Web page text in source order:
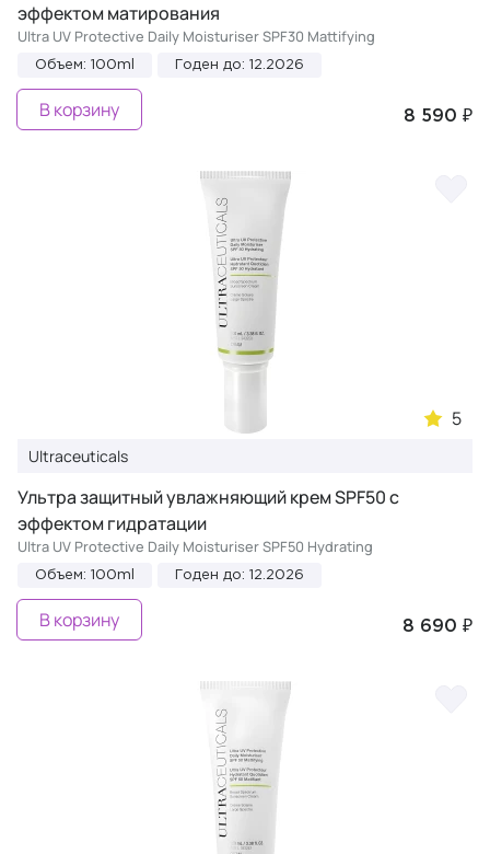
эффектом матирования
Ultra UV Protective Daily Moisturiser SPF30 Mattifying
Объем: 100ml Годен до: 12.2026
8 590 ₽
В корзину
5
Ultraceuticals
Ультра защитный увлажняющий крем SPF50 с
эффектом гидратации
Ultra UV Protective Daily Moisturiser SPF50 Hydrating
Объем: 100ml Годен до: 12.2026
8 690 ₽
В корзину